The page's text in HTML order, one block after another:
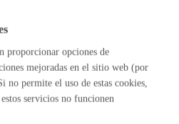
proporcionar opciones de
mejoradas en el sitio web (por
no permite el uso de estas cookies,
servicios no funcionen